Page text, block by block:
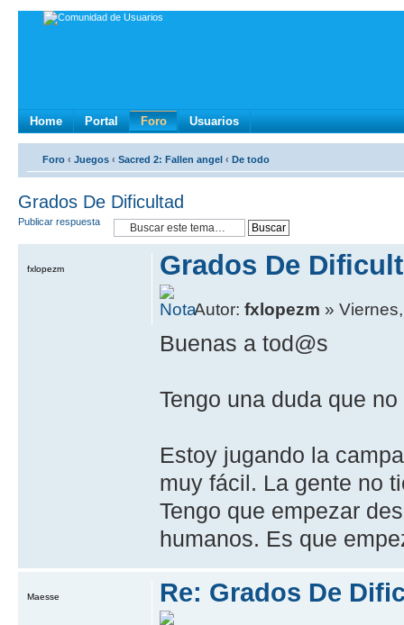
Home Portal Foro Usuarios
Foro ‹ Juegos ‹ Sacred 2: Fallen angel ‹ De todo
Grados De Dificultad
Publicar respuesta
Grados De
Autor:fxlopezm »
Buenas a tod@s
Tengo una duda que
Estoy jugando la
muy fácil. La gente no
Tengo que empezar
humanos. Es que
fxlopezm
Re: Grados De
Maesse